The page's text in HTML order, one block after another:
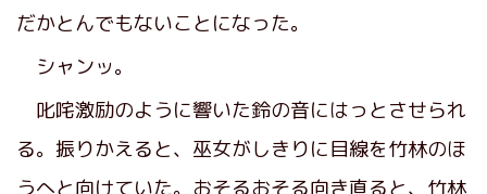
だかとんでもないことになった。
シャンッ。
叱咤激励のように響いた鈴の音にはっとさせられ
る。振りかえると、巫女がしきりに目線を竹林のほ
うへと向けていた。おそるおそる向き直ると、竹林